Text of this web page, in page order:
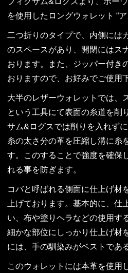
を使用したロングウォレット “ア
二つ折りのタイプで、内側には
のスペースがあり、開閉にはス
おります。また、ジッパー付き
おりますので、お好みでご使用
大半のレザーウォレットでは、
という工具にて表面の糸道を削
サム&ログスでは削りを入れず
糸の太さ分の革を圧縮し溝に糸
す。このすることで強度を確保
れる事を防ぎます。
コバと呼ばれる側面に仕上げ材
上げております。基本的に、仕
い、布や塗りヘラなどの使用す
細かな部位にしっかり仕上げ材
には、手の馴染みがベストである
このウォレットには本革を使用